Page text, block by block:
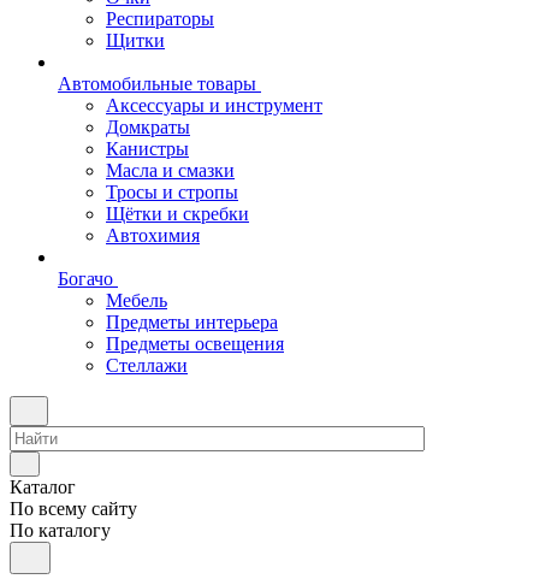
Респираторы
Щитки
Автомобильные товары
Аксессуары и инструмент
Домкраты
Канистры
Масла и смазки
Тросы и стропы
Щётки и скребки
Автохимия
Богачо
Мебель
Предметы интерьера
Предметы освещения
Стеллажи
Каталог
По всему сайту
По каталогу